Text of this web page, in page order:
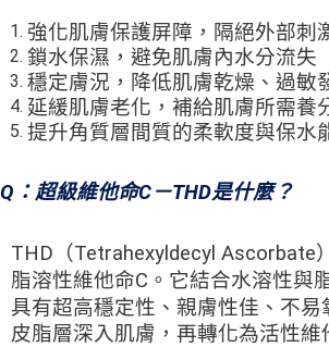
強化肌膚保護屏障，隔絕外部刺
鎖水保濕，避免肌膚內水分流失
穩定膚況，降低肌膚乾燥、過敏
延緩肌膚老化，補給肌膚所需養
提升角質層間質的柔軟度與保水
Q： 超級維他命C－THD是什麼？
THD（Tetrahexyldecyl Ascorbate
脂溶性維他命C。它結合水溶性與
具有超高穩定性、親膚性佳、不易
皮脂層深入肌膚，再轉化為活性維